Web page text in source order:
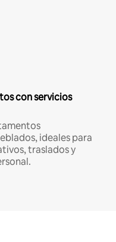
con servicios
ideales para
traslados y